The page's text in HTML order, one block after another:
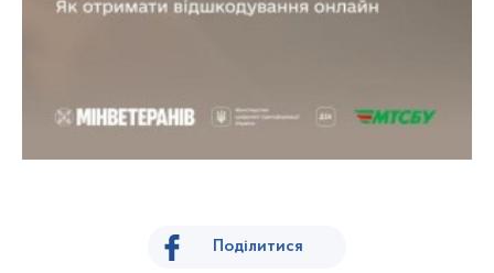
Поділитися